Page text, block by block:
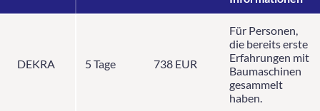
DEKRA 5 Tage 738 EUR
Für Personen,
die bereits erste
Erfahrungen mit
Baumaschinen
gesammelt
haben.